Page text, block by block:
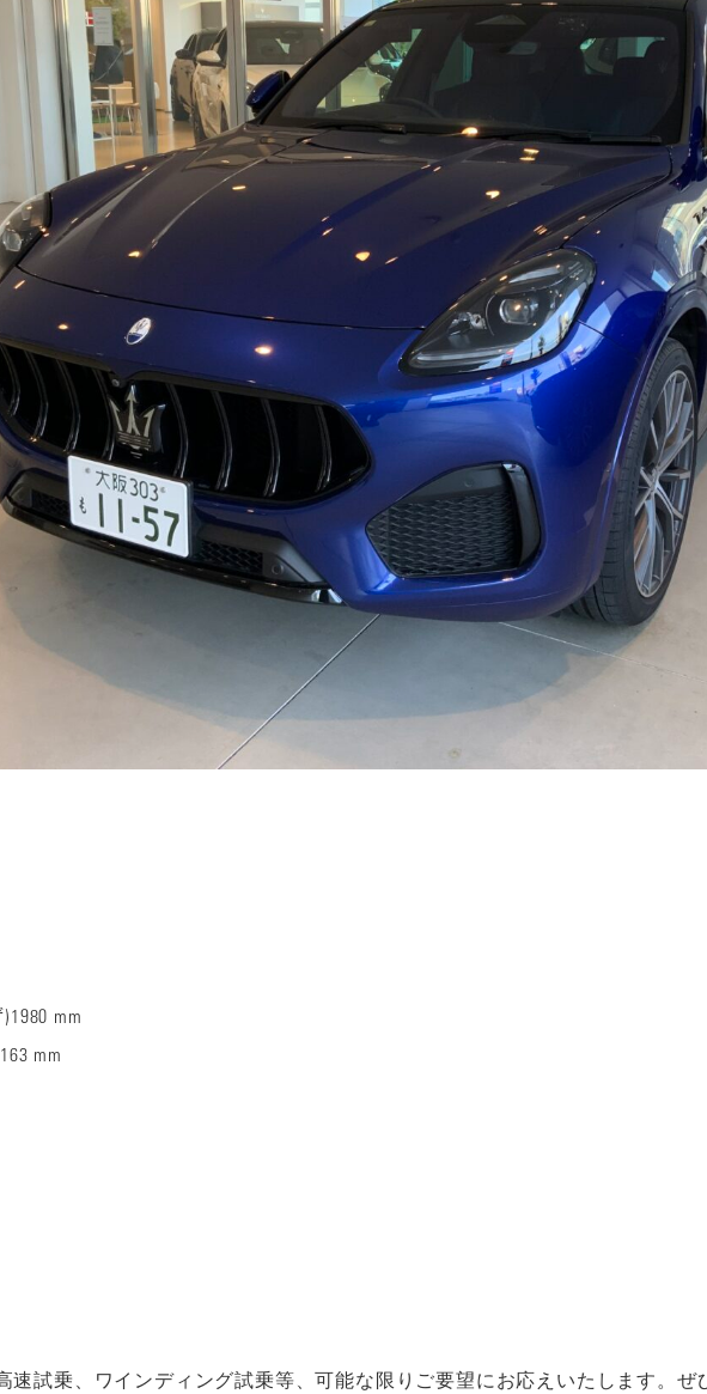
mm
mm
試乗、ワインディング試乗等、可能な限りご要望にお応えいたします。ぜ